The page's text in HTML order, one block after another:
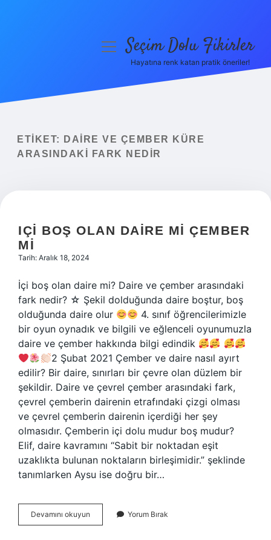
Yasal Uyarı
menüyüSeçim Dolu Fikirler
Hayatına renk katan pratik öneriler!
ETIKET:
DAIRE VE ÇEMBER KÜRE
ARASINDAKI FARK NEDIR
IÇI BOŞ OLAN DAIRE MI ÇEMBER
MI
Tarih: Aralık 18, 2024
İçi boş olan daire mi? Daire ve çember arasındaki
fark nedir? ☆ Şekil dolduğunda daire boştur, boş
olduğunda daire olur
4. sınıf öğrencilerimizle
bir oyun oynadık ve bilgili ve eğlenceli oyunumuzla
daire ve çember hakkında bilgi edindik
2 Şubat 2021 Çember ve daire nasıl ayırt
edilir? Bir daire, sınırları bir çevre olan düzlem bir
şekildir. Daire ve çevrel çember arasındaki fark,
çevrel çemberin dairenin etrafındaki çizgi olması
ve çevrel çemberin dairenin içerdiği her şey
olmasıdır. Çemberin içi dolu mudur boş mudur?
Elif, daire kavramını “Sabit bir noktadan eşit
uzaklıkta bulunan noktaların birleşimidir.” şeklinde
tanımlarken Aysu ise doğru bir…
Devamını okuyun
Boş
Yorum Bırak